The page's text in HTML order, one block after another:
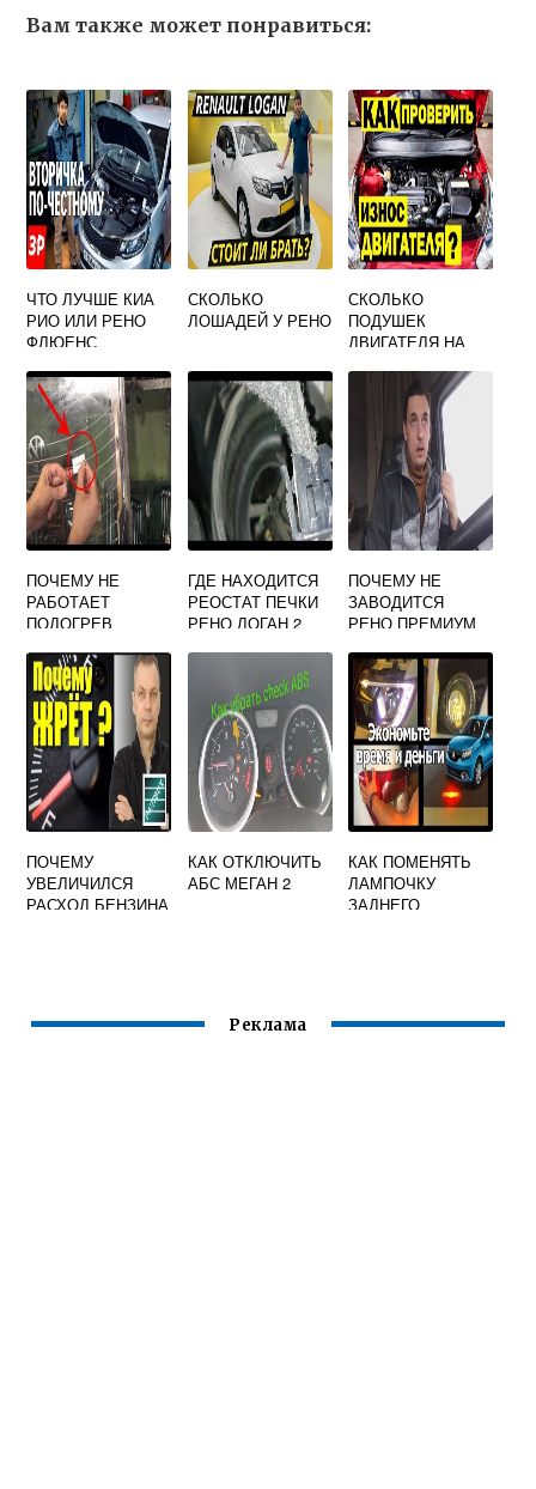
Вам также может понравиться:
ЧТО ЛУЧШЕ КИА
РИО ИЛИ РЕНО
ФЛЮЕНС
СКОЛЬКО
ЛОШАДЕЙ У РЕНО
СКОЛЬКО
ПОДУШЕК
ДВИГАТЕЛЯ НА
ПОЧЕМУ НЕ
РАБОТАЕТ
ПОДОГРЕВ
НА РЕНО ЛОГАН
ГДЕ НАХОДИТСЯ
РЕОСТАТ ПЕЧКИ
РЕНО ЛОГАН 2
ПОЧЕМУ НЕ
ЗАВОДИТСЯ
РЕНО ПРЕМИУМ
ПОЧЕМУ
УВЕЛИЧИЛСЯ
РАСХОД БЕНЗИНА
КАК ОТКЛЮЧИТЬ
АБС МЕГАН 2
КАК ПОМЕНЯТЬ
ЛАМПОЧКУ
ЗАДНЕГО
Реклама